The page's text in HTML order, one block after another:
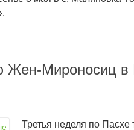
Жен-Мироносиц в
Третья неделя по